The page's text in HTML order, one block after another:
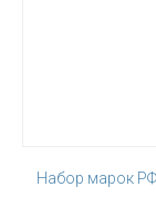
Набор марок